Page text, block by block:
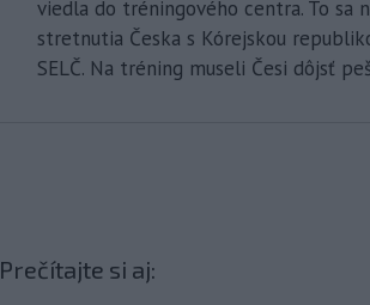
viedla do tréningového centra. To sa
stretnutia Česka s Kórejskou
SELČ. Na tréning museli Česi dôjsť
Prečítajte si aj: